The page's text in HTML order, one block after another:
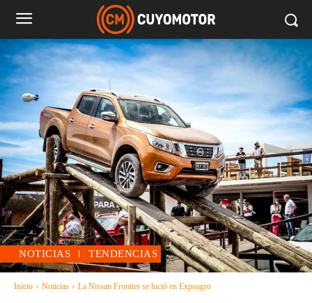
NOTICIAS TENDENCIAS
Inicio Noticias La Nissan Frontier se lució en Expoagro